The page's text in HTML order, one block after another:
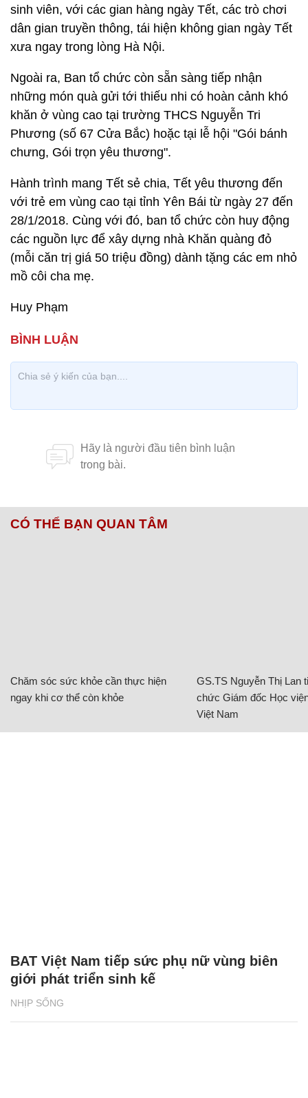
sinh viên, với các gian hàng ngày Tết, các trò chơi
dân gian truyền thông, tái hiện không gian ngày Tết
xưa ngay trong lòng Hà Nội.
Ngoài ra, Ban tổ chức còn sẵn sàng tiếp nhận
những món quà gửi tới thiếu nhi có hoàn cảnh khó
khăn ở vùng cao tại trường THCS Nguyễn Tri
Phương (số 67 Cửa Bắc) hoặc tại lễ hội "Gói bánh
chưng, Gói trọn yêu thương".
Hành trình mang Tết sẻ chia, Tết yêu thương đến
với trẻ em vùng cao tại tỉnh Yên Bái từ ngày 27 đến
28/1/2018. Cùng với đó, ban tổ chức còn huy động
các nguồn lực để xây dựng nhà Khăn quàng đỏ
(mỗi căn trị giá 50 triệu đồng) dành tặng các em nhỏ
mồ côi cha mẹ.
Huy Phạm
CÓ THỂ BẠN QUAN TÂM
Chăm sóc sức khỏe cần thực hiện
ngay khi cơ thể còn khỏe
GS.TS Nguyễn Thị Lan
chức Giám đốc Học
Việt Nam
NHỊP SỐNG
BAT Việt Nam tiếp sức phụ nữ vùng biên
giới phát triển sinh kế